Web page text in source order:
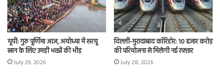
यूपी: गुरु पूर्णिमा आज, अयोध्या में सरयू
स्नान के लिए उमड़ी भक्तों की भीड़
July 29, 2026
दिल्ली-मुरादाबाद कॉरिडोर: 10 हजार करोड़
की परियोजना से मिलेगी नई रफ्तार
July 28, 2026